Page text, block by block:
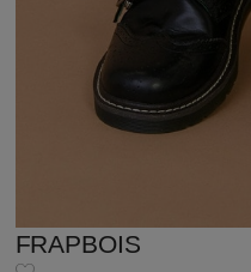
FRAPBOIS